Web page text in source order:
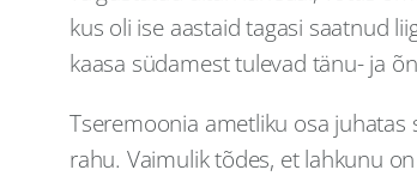
kus oli ise aastaid tagasi saatnud
kaasa südamest tulevad tänu- ja
Tseremoonia ametliku osa juhatas
rahu. Vaimulik tõdes, et lahkunu